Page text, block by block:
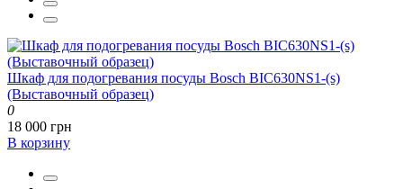
Шкаф для подогревания посуды Bosch BIC630NS1-(s)
(Выставочный образец)
0
18 000 грн
В корзину